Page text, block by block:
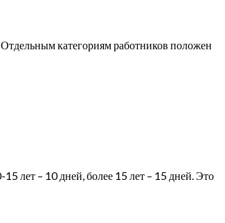
категориям работников положен
лет – 10 дней, более 15 лет – 15 дней. Это